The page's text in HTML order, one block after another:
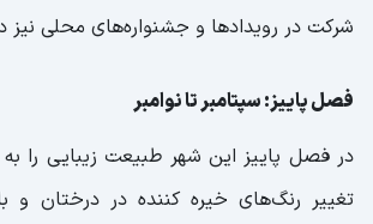
شرکت در رویدادها و جشنواره‌های محلی
فصل پاییز: سپتامبر تا نوامبر
در فصل پاییز این شهر طبیعت زیبایی را
تغییر رنگ‌های خیره کننده در درختان و